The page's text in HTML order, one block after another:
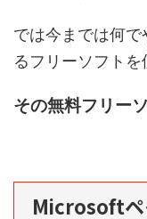
では今までは何で
るフリーソフトを
その無料フリー
Microsoftペ